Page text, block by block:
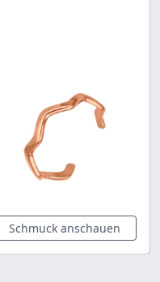
Schmuck anschauen